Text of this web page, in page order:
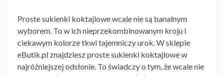
Proste sukienki koktajlowe wcale nie są banalnym
wyborem. To w ich nieprzekombinowanym kroju i
ciekawym kolorze tkwi tajemniczy urok. W sklepie
eButik.pl znajdziesz proste sukienki koktajlowe w
najróżniejszej odsłonie. To świadczy o tym, że wcale nie